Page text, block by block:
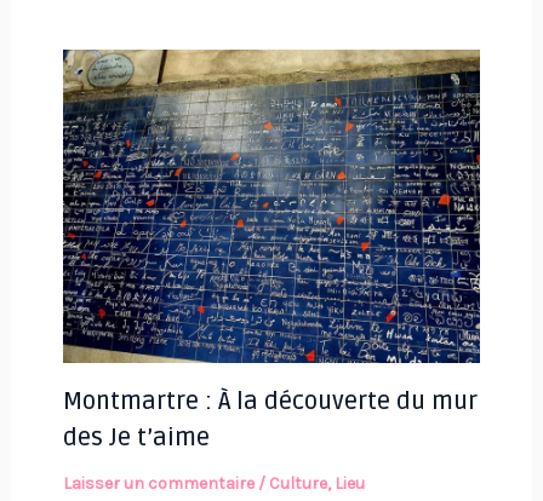
Montmartre : À la découverte du mur
des Je t’aime
Laisser un commentaire / Culture, Lieu